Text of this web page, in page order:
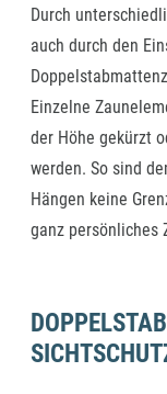
Durch
auch durch den
Einzelne
der Höhe gekürzt
werden. So sind
Hängen keine
ganz persönliches